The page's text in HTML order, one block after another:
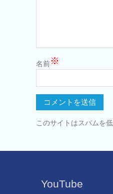
名前※
このサイトはスパムを
YouTube